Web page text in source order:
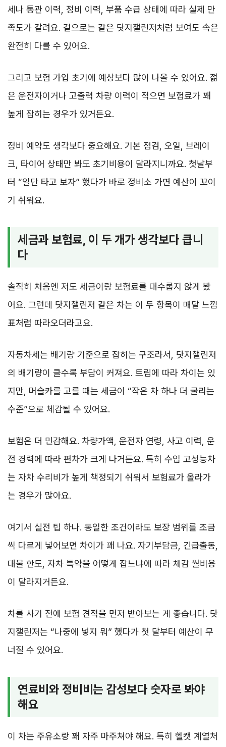
세나 통관 이력, 정비 이력, 부품 수급 상태에 따라 실제 만
족도가 갈려요. 겉으로는 같은 닷지챌린저처럼 보여도 속은
완전히 다를 수 있어요.
그리고 보험 가입 초기에 예상보다 많이 나올 수 있어요. 젊
은 운전자이거나 고출력 차량 이력이 적으면 보험료가 꽤
높게 잡히는 경우가 있거든요.
정비 예약도 생각보다 중요해요. 기본 점검, 오일, 브레이
크, 타이어 상태만 봐도 초기비용이 달라지니까요. 첫날부
터 “일단 타고 보자” 했다가 바로 정비소 가면 예산이 꼬이
기 쉬워요.
세금과 보험료, 이 두 개가 생각보다 큽니
다
솔직히 처음엔 저도 세금이랑 보험료를 대수롭지 않게 봤
어요. 그런데 닷지챌린저 같은 차는 이 두 항목이 매달 느낌
표처럼 따라오더라고요.
자동차세는 배기량 기준으로 잡히는 구조라서, 닷지챌린저
의 배기량이 클수록 부담이 커져요. 트림에 따라 차이는 있
지만, 머슬카를 고를 때는 세금이 “작은 차 하나 더 굴리는
수준”으로 체감될 수 있어요.
보험은 더 민감해요. 차량가액, 운전자 연령, 사고 이력, 운
전 경력에 따라 편차가 크게 나거든요. 특히 수입 고성능차
는 자차 수리비가 높게 책정되기 쉬워서 보험료가 올라가
는 경우가 많아요.
여기서 실전 팁 하나. 동일한 조건이라도 보장 범위를 조금
씩 다르게 넣어보면 차이가 꽤 나요. 자기부담금, 긴급출동,
대물 한도, 자차 특약을 어떻게 잡느냐에 따라 체감 월비용
이 달라지거든요.
차를 사기 전에 보험 견적을 먼저 받아보는 게 좋습니다. 닷
지챌린저는 “나중에 넣지 뭐” 했다가 첫 달부터 예산이 무
너질 수 있어요.
연료비와 정비비는 감성보다 숫자로 봐야
해요
이 차는 주유소랑 꽤 자주 마주쳐야 해요. 특히 헬캣 계열처